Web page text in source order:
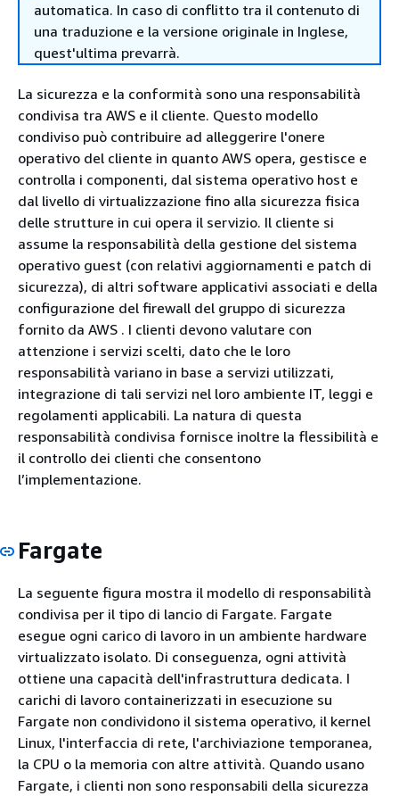
automatica. In caso di conflitto tra il contenuto di
una traduzione e la versione originale in Inglese,
quest'ultima prevarrà.
La sicurezza e la conformità sono una responsabilità
condivisa tra AWS e il cliente. Questo modello
condiviso può contribuire ad alleggerire l'onere
operativo del cliente in quanto AWS opera, gestisce e
controlla i componenti, dal sistema operativo host e
dal livello di virtualizzazione fino alla sicurezza fisica
delle strutture in cui opera il servizio. Il cliente si
assume la responsabilità della gestione del sistema
operativo guest (con relativi aggiornamenti e patch di
sicurezza), di altri software applicativi associati e della
configurazione del firewall del gruppo di sicurezza
fornito da AWS . I clienti devono valutare con
attenzione i servizi scelti, dato che le loro
responsabilità variano in base a servizi utilizzati,
integrazione di tali servizi nel loro ambiente IT, leggi e
regolamenti applicabili. La natura di questa
responsabilità condivisa fornisce inoltre la flessibilità e
il controllo dei clienti che consentono
l’implementazione.
Fargate
La seguente figura mostra il modello di responsabilità
condivisa per il tipo di lancio di Fargate. Fargate
esegue ogni carico di lavoro in un ambiente hardware
virtualizzato isolato. Di conseguenza, ogni attività
ottiene una capacità dell'infrastruttura dedicata. I
carichi di lavoro containerizzati in esecuzione su
Fargate non condividono il sistema operativo, il kernel
Linux, l'interfaccia di rete, l'archiviazione temporanea,
la CPU o la memoria con altre attività. Quando usano
Fargate, i clienti non sono responsabili della sicurezza